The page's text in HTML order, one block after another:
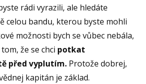
rádi vyrazili, ale hledáte
celou bandu, kterou byste mohli
možnosti bych se vůbec nebála,
že se chci potkat
před vyplutím. Protože dobrej,
kapitán je základ.